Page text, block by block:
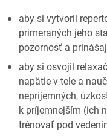
aby si vytvoril
primeraných jeho
pozornosť a
aby si osvojil
napätie v tele a
nepríjemných,
k príjemnejším (ich
trénovať pod